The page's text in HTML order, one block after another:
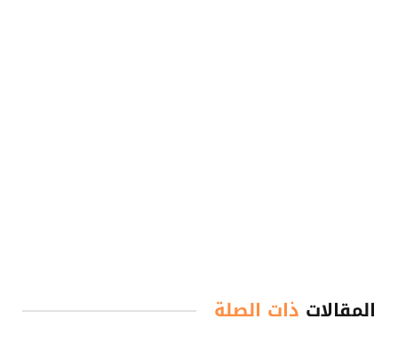
المقالات ذات الصلة